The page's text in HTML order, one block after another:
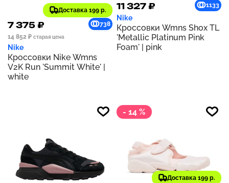
Доставка 199 р.
7 375 ₽
738
14 852 ₽ старая цена
Nike
Кроссовки Nike Wmns
V2K Run 'Summit White' |
white
11 327 ₽ 1133
Nike
Кроссовки Wmns Shox TL
'Metallic Platinum Pink
Foam' | pink
- 14 %
Доставка 199 р.